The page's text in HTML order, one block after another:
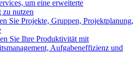
um eine erweiterte
zu nutzen
Sie Projekte, Gruppen, Projektplanung,
Sie Ihre Produktivität mit
Aufgabeneffizienz und